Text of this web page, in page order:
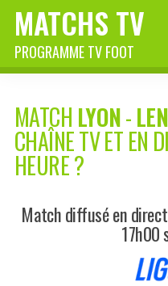
MATCHS TV
PROGRAMME TV FOOT
MATCH LYON-
CHAÎNE TV ET EN
HEURE ?
Match diffusé en
17h00